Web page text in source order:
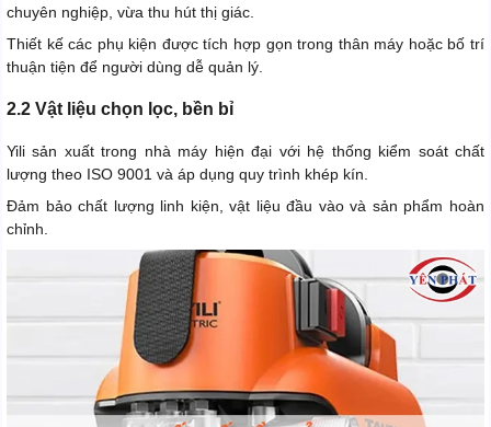
chuyên nghiệp, vừa thu hút thị giác.
Thiết kế các phụ kiện được tích hợp gọn trong thân máy hoặc bố trí
thuận tiện để người dùng dễ quản lý.
2.2 Vật liệu chọn lọc, bền bỉ
Yili sản xuất trong nhà máy hiện đại với hệ thống kiểm soát chất
lượng theo ISO 9001 và áp dụng quy trình khép kín.
Đảm bảo chất lượng linh kiện, vật liệu đầu vào và sản phẩm hoàn
chỉnh.